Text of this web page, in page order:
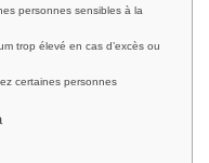
personnes sensibles à la
trop élevé en cas d’excès ou
certaines personnes